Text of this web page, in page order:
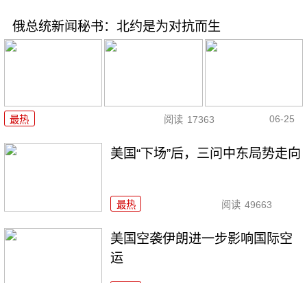
俄总统新闻秘书：北约是为对抗而生
最热 阅读 17363 06-25
美国“下场”后，三问中东局势走向
最热 阅读 49663
美国空袭伊朗进一步影响国际空
运